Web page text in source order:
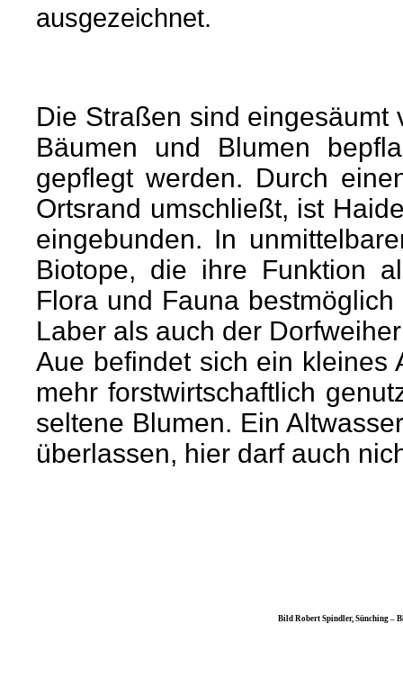
ausgezeichnet.
Die Straßen sind
Bäumen und Blumen
gepflegt werden. Durch
Ortsrand umschließt, ist
eingebunden. In
Biotope, die ihre Funktion
Flora und Fauna
Laber als auch der
Aue befindet sich ein kleines
mehr forstwirtschaftlich
seltene Blumen. Ein
überlassen, hier darf auch
Bild Robert Spindler, Sünching – Blick von der